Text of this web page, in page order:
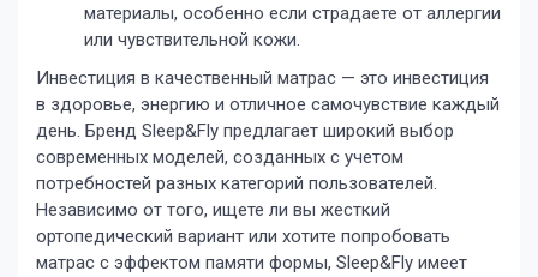
материалы, особенно если страдаете от аллергии
или чувствительной кожи.
Инвестиция в качественный матрас — это инвестиция
в здоровье, энергию и отличное самочувствие каждый
день. Бренд Sleep&Fly предлагает широкий выбор
современных моделей, созданных с учетом
потребностей разных категорий пользователей.
Независимо от того, ищете ли вы жесткий
ортопедический вариант или хотите попробовать
матрас с эффектом памяти формы, Sleep&Fly имеет